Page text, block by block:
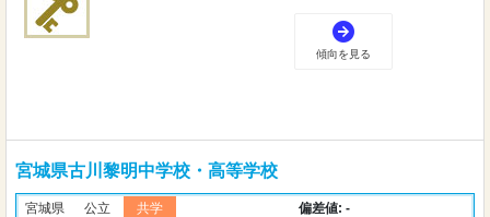
宮城県古川黎明中学校・高等学校
宮城県 公立 共学 偏差値: -